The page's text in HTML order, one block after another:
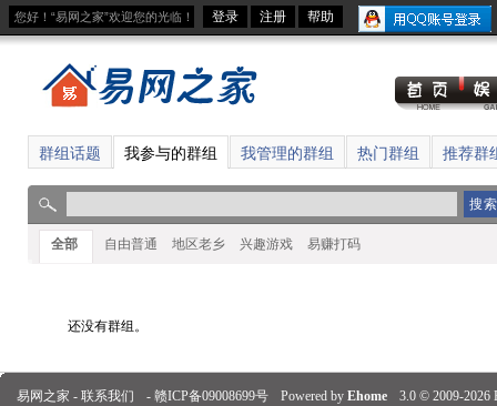
您好！“易网之家”欢迎您的光临！ 登录 注册 帮助
群组话题 我参与的群组 我管理的群组 热门群组 推荐群
全部 自由普通 地区老乡 兴趣游戏 易赚打码
还没有群组。
易网之家 - 联系我们 - 赣ICP备09008699号 Powered by Ehome 3.0 © 2009-2026